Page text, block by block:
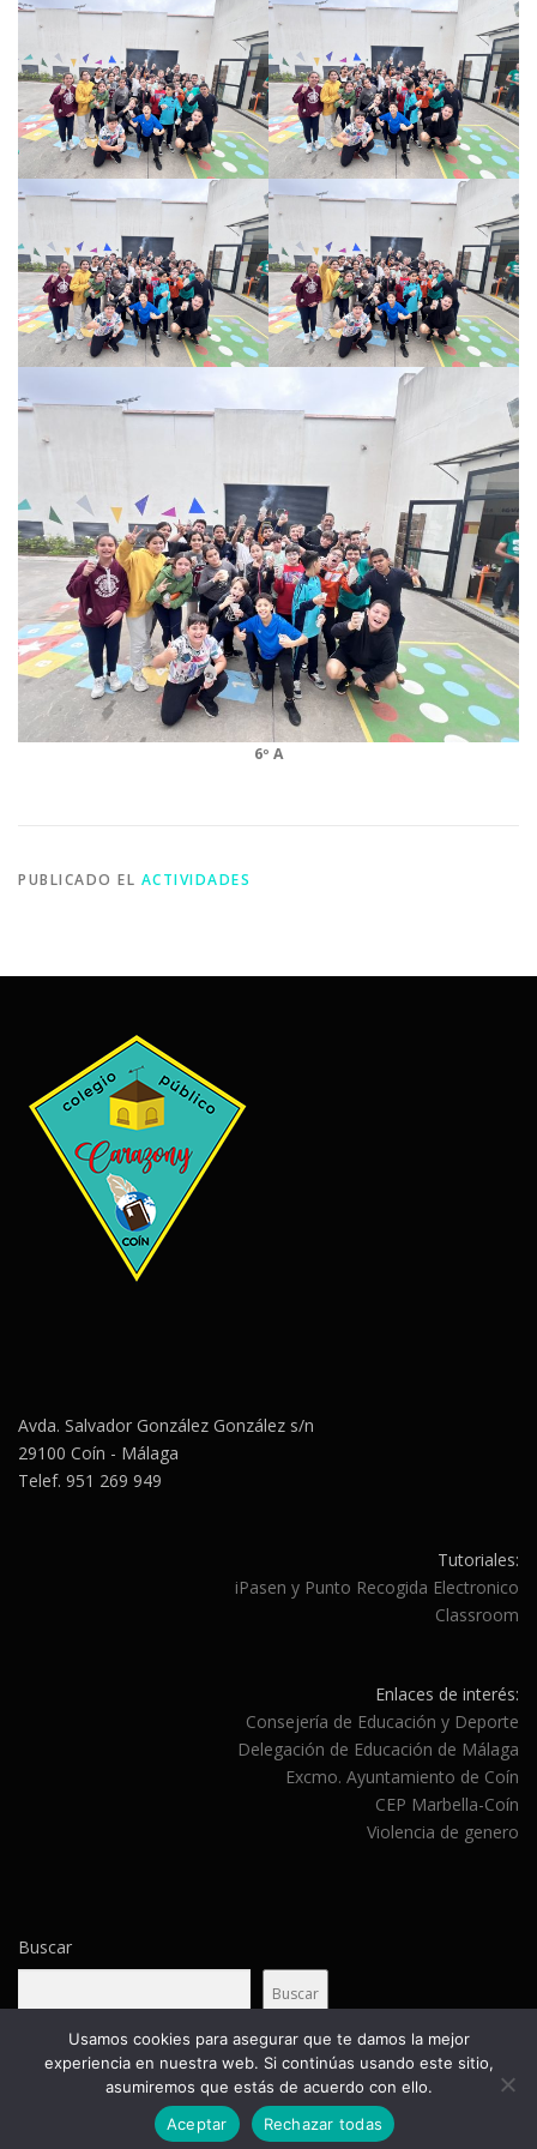
6º A
PUBLICADO EL ACTIVIDADES
Avda. Salvador González González s/n
29100 Coín - Málaga
Telef. 951 269 949
Tutoriales:
iPasen y Punto Recogida Electronico
Classroom
Enlaces de interés:
Consejería de Educación y Deporte
Delegación de Educación de Málaga
Excmo. Ayuntamiento de Coín
CEP Marbella-Coín
Violencia de genero
Buscar
Buscar
Copyright © 2026 CEIP Carazony– TemaOnePresshecho por
FameThemes
Usamos cookies para asegurar que te damos la mejor
experiencia en nuestra web. Si continúas usando este sitio,
asumiremos que estás de acuerdo con ello.
Aceptar
Rechazar todas